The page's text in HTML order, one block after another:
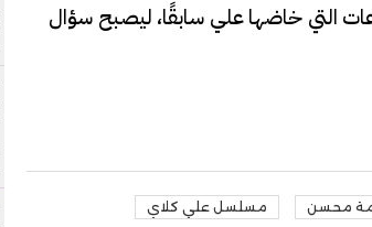
التي خاضها علي سابقًا، ليصبح سؤال
محسن مسلسل علي كلاي